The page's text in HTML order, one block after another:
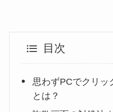
目次
思わずPCでクリ
とは？